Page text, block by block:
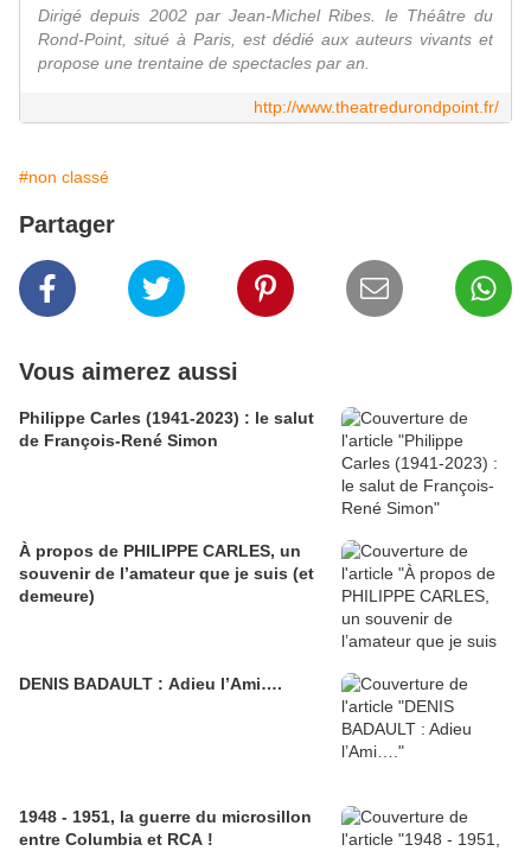
Dirigé depuis 2002 par Jean-Michel Ribes. le Théâtre du
Rond-Point, situé à Paris, est dédié aux auteurs vivants et
propose une trentaine de spectacles par an.
http://www.theatredurondpoint.fr/
#non classé
Partager
Vous aimerez aussi
Philippe Carles (1941-2023) : le salut
de François-René Simon
À propos de PHILIPPE CARLES, un
souvenir de l’amateur que je suis (et
demeure)
DENIS BADAULT : Adieu l’Ami….
1948 - 1951, la guerre du microsillon
entre Columbia et RCA !